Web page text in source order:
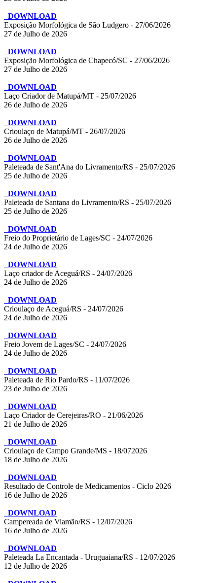
DOWNLOAD
Exposição Morfológica de São Ludgero - 27/06/2026
27 de Julho de 2026
DOWNLOAD
Exposição Morfológica de Chapecó/SC - 27/06/2026
27 de Julho de 2026
DOWNLOAD
Laço Criador de Matupá/MT - 25/07/2026
26 de Julho de 2026
DOWNLOAD
Crioulaço de Matupá/MT - 26/07/2026
26 de Julho de 2026
DOWNLOAD
Paleteada de Sant'Ana do Livramento/RS - 25/07/2026
25 de Julho de 2026
DOWNLOAD
Paleteada de Santana do Livramento/RS - 25/07/2026
25 de Julho de 2026
DOWNLOAD
Freio do Proprietário de Lages/SC - 24/07/2026
24 de Julho de 2026
DOWNLOAD
Laço criador de Aceguá/RS - 24/07/2026
24 de Julho de 2026
DOWNLOAD
Crioulaço de Aceguá/RS - 24/07/2026
24 de Julho de 2026
DOWNLOAD
Freio Jovem de Lages/SC - 24/07/2026
24 de Julho de 2026
DOWNLOAD
Paleteada de Rio Pardo/RS - 11/07/2026
23 de Julho de 2026
DOWNLOAD
Laço Criador de Cerejeiras/RO - 21/06/2026
21 de Julho de 2026
DOWNLOAD
Crioulaço de Campo Grande/MS - 18/072026
18 de Julho de 2026
DOWNLOAD
Resultado de Controle de Medicamentos - Ciclo 2026
16 de Julho de 2026
DOWNLOAD
Campereada de Viamão/RS - 12/07/2026
16 de Julho de 2026
DOWNLOAD
Paleteada La Encantada - Uruguaiana/RS - 12/07/2026
12 de Julho de 2026